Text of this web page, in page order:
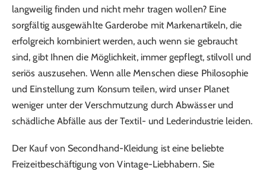
langweilig finden und nicht mehr tragen wollen? Eine
sorgfältig ausgewählte Garderobe mit Markenartikeln, die
erfolgreich kombiniert werden, auch wenn sie gebraucht
sind, gibt Ihnen die Möglichkeit, immer gepflegt, stilvoll und
seriös auszusehen. Wenn alle Menschen diese Philosophie
und Einstellung zum Konsum teilen, wird unser Planet
weniger unter der Verschmutzung durch Abwässer und
schädliche Abfälle aus der Textil- und Lederindustrie leiden.
Der Kauf von Secondhand-Kleidung ist eine beliebte
Freizeitbeschäftigung von Vintage-Liebhabern. Sie